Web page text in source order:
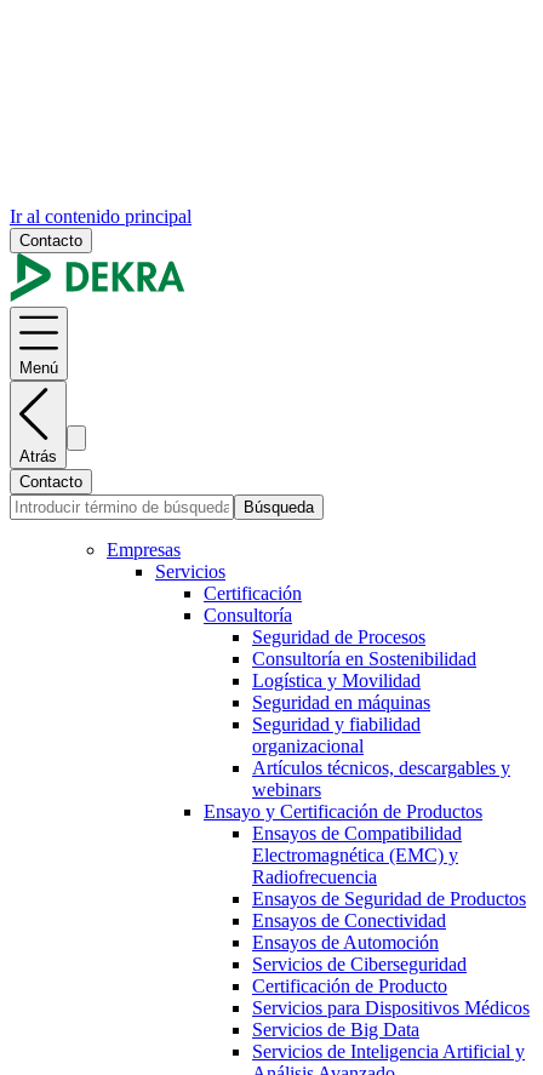
Ir al contenido principal
Contacto
Menú
Atrás
Contacto
Búsqueda
Empresas
Servicios
Certificación
Consultoría
Seguridad de Procesos
Consultoría en Sostenibilidad
Logística y Movilidad
Seguridad en máquinas
Seguridad y fiabilidad
organizacional
Artículos técnicos, descargables y
webinars
Ensayo y Certificación de Productos
Ensayos de Compatibilidad
Electromagnética (EMC) y
Radiofrecuencia
Ensayos de Seguridad de Productos
Ensayos de Conectividad
Ensayos de Automoción
Servicios de Ciberseguridad
Certificación de Producto
Servicios para Dispositivos Médicos
Servicios de Big Data
Servicios de Inteligencia Artificial y